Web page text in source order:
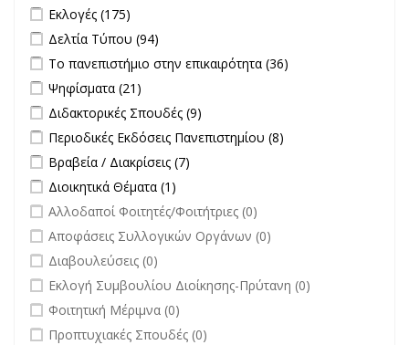
Apply Εκλογές filter
Εκλογές (175)
Apply Δελτία Τύπου filter
Δελτία Τύπου (94)
Apply Το πανεπιστήμιο στην επικαιρότητα filter
Το πανεπιστήμιο στην επικαιρότητα (36)
Apply Ψηφίσματα filter
Ψηφίσματα (21)
Apply Διδακτορικές Σπουδές filter
Διδακτορικές Σπουδές (9)
Apply Περιοδικές Εκδόσεις Πανεπιστημίου filter
Περιοδικές Εκδόσεις Πανεπιστημίου (8)
Apply Βραβεία / Διακρίσεις filter
Βραβεία / Διακρίσεις (7)
Apply Διοικητικά Θέματα filter
Διοικητικά Θέματα (1)
undefined
Αλλοδαποί Φοιτητές/Φοιτήτριες (0)
undefined
Αποφάσεις Συλλογικών Οργάνων (0)
undefined
Διαβουλεύσεις (0)
undefined
Εκλογή Συμβουλίου Διοίκησης-Πρύτανη (0)
undefined
Φοιτητική Μέριμνα (0)
undefined
Προπτυχιακές Σπουδές (0)